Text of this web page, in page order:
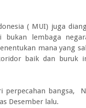
( MUI) juga
lembaga
mana yang
baik dan buruk
perpecahan bangsa,
Desember lalu.